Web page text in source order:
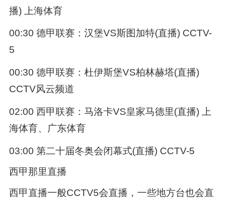
播) 上海体育
00:30 德甲联赛：汉堡VS斯图加特(直播) CCTV-
5
00:30 德甲联赛：杜伊斯堡VS柏林赫塔(直播)
CCTV风云频道
02:00 西甲联赛：马洛卡VS皇家马德里(直播) 上
海体育、广东体育
03:00 第二十届冬奥会闭幕式(直播) CCTV-5
西甲那里直播
西甲直播一般CCTV5会直播，一些地方台也会直